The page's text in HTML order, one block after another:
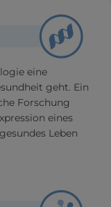
eine
geht. Ein
Forschung
eines
Leben